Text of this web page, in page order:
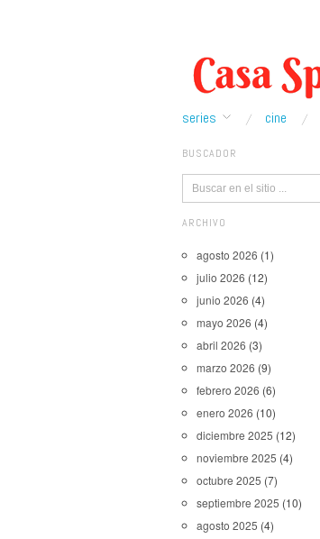
series cine
BUSCADOR
ARCHIVO
agosto 2026 (1)
julio 2026 (12)
junio 2026 (4)
mayo 2026 (4)
abril 2026 (3)
marzo 2026 (9)
febrero 2026 (6)
enero 2026 (10)
diciembre 2025 (12)
noviembre 2025 (4)
octubre 2025 (7)
septiembre 2025 (10)
agosto 2025 (4)